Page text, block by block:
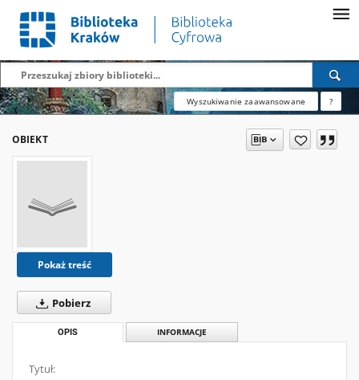
Wyszukiwanie zaawansowane ?
OBIEKT
Pokaż treść
Pobierz
OPIS INFORMACJE
Tytuł: